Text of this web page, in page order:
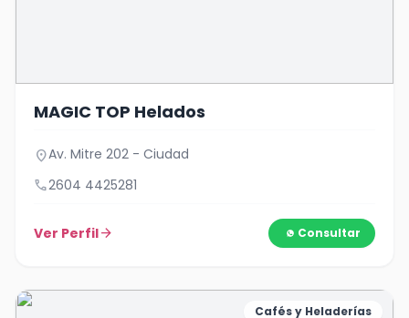
MAGIC TOP Helados
location_onAv. Mitre 202 - Ciudad
call2604 4425281
Ver Perfilarrow_forward Consultar
Cafés y Heladerías